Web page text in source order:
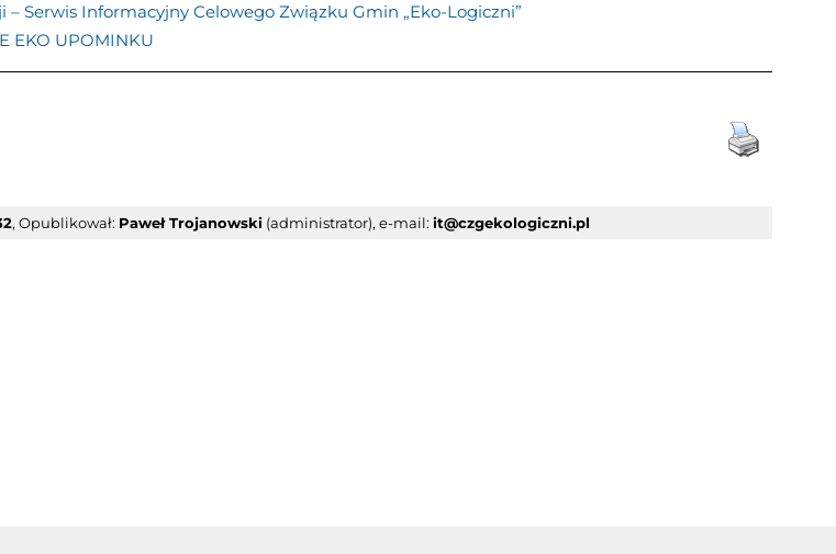
– Serwis Informacyjny Celowego Związku Gmin „Eko-Logiczni”
EKO UPOMINKU
, Opublikował: Paweł Trojanowski (administrator), e-mail: it@czgekologiczni.pl